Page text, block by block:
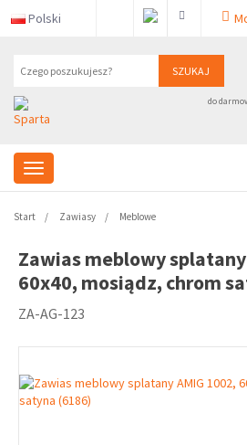
Polski
SZUKAJ
do
Start Zawiasy Meblowe
Zawias meblowy splatany
60x40, mosiądz, chrom
ZA-AG-123